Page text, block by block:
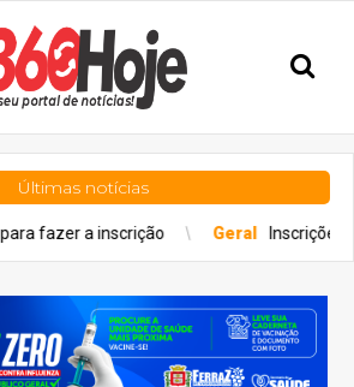
Últimas notícias
Geral Inscrições para concursos